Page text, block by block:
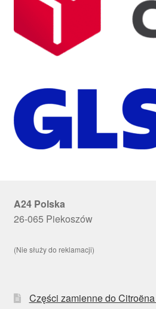
A24 Polska
26-065 Piekoszów
(Nie służy do reklamacji)
Części zamienne do